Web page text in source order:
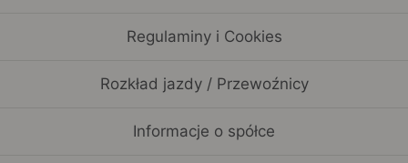
Regulaminy i Cookies
Rozkład jazdy / Przewoźnicy
Informacje o spółce